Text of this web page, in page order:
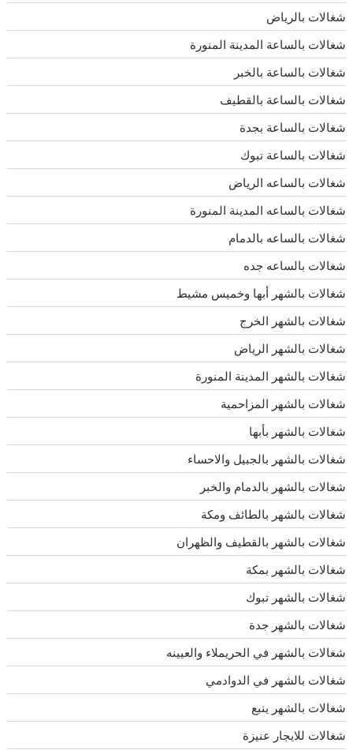
شغالات بالرياض
شغالات بالساعة المدينة المنورة
شغالات بالساعة بالخبر
شغالات بالساعة بالقطيف
شغالات بالساعة بجدة
شغالات بالساعة تبوك
شغالات بالساعه الرياض
شغالات بالساعه المدينة المنورة
شغالات بالساعه بالدمام
شغالات بالساعه جده
شغالات بالشهر أبها وخميس مشيط
شغالات بالشهر الخرج
شغالات بالشهر الرياض
شغالات بالشهر المدينة المنورة
شغالات بالشهر المزاحمية
شغالات بالشهر بأبها
شغالات بالشهر بالجبيل والاحساء
شغالات بالشهر بالدمام والخبر
شغالات بالشهر بالطائف ومكة
شغالات بالشهر بالقطيف والظهران
شغالات بالشهر بمكة
شغالات بالشهر تبوك
شغالات بالشهر جدة
شغالات بالشهر في الحريملاء والعيينه
شغالات بالشهر في الدوادمي
شغالات بالشهر ينبع
شغالات للايجار عنيزة